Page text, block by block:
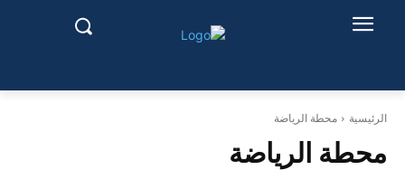
الرئيسية محطة الرياضة
محطة الرياضة